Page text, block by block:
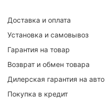
Доставка и оплата
Установка и самовывоз
Гарантия на товар
Возврат и обмен товара
Дилерская гарантия на авто
Покупка в кредит